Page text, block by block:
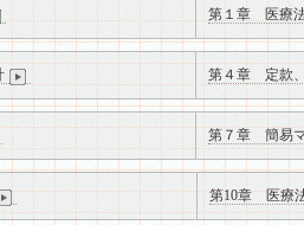
第１章 医療
第４章 定款
第７章 簡易
第10章 医療